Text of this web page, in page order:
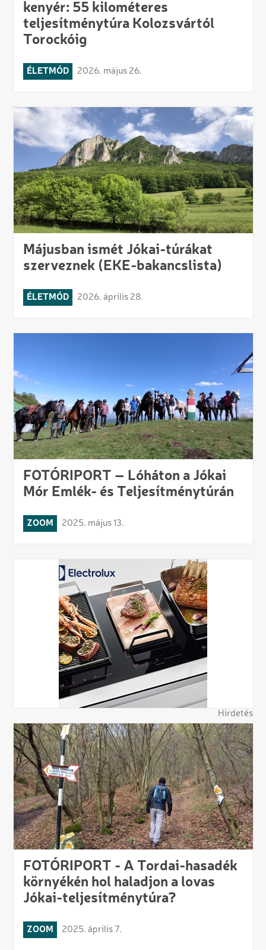
kenyér: 55 kilométeres
teljesítménytúra Kolozsvártól
Torockóig
ÉLETMÓD 2026. május 26.
Májusban ismét Jókai-túrákat
szerveznek (EKE-bakancslista)
ÉLETMÓD 2026. április 28.
FOTÓRIPORT – Lóháton a Jókai
Mór Emlék- és Teljesítménytúrán
ZOOM 2025. május 13.
Hirdetés
FOTÓRIPORT - A Tordai-hasadék
környékén hol haladjon a lovas
Jókai-teljesítménytúra?
ZOOM 2025. április 7.